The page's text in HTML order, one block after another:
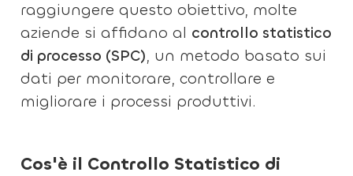
raggiungere questo obiettivo, molte
aziende si affidano al controllo statistico
di processo (SPC), un metodo basato sui
dati per monitorare, controllare e
migliorare i processi produttivi.
Cos'è il Controllo Statistico di